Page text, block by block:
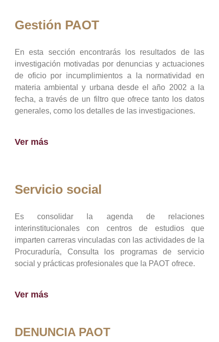
Gestión PAOT
En esta sección encontrarás los resultados de las
investigación motivadas por denuncias y actuaciones
de oficio por incumplimientos a la normatividad en
materia ambiental y urbana desde el año 2002 a la
fecha, a través de un filtro que ofrece tanto los datos
generales, como los detalles de las investigaciones.
Ver más
Servicio social
Es consolidar la agenda de relaciones
interinstitucionales con centros de estudios que
imparten carreras vinculadas con las actividades de la
Procuraduría, Consulta los programas de servicio
social y prácticas profesionales que la PAOT ofrece.
Ver más
DENUNCIA PAOT